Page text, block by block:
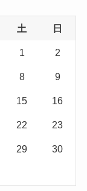
土 日
1 2
8 9
15 16
22 23
29 30